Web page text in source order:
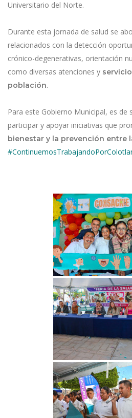
Universitario del Norte.
Durante esta jornada de salud se
relacionados con la detección
crónico-degenerativas, orientación
como diversas atenciones y
población.
Para este Gobierno Municipal, es de
participar y apoyar iniciativas que
bienestar y la prevención entre